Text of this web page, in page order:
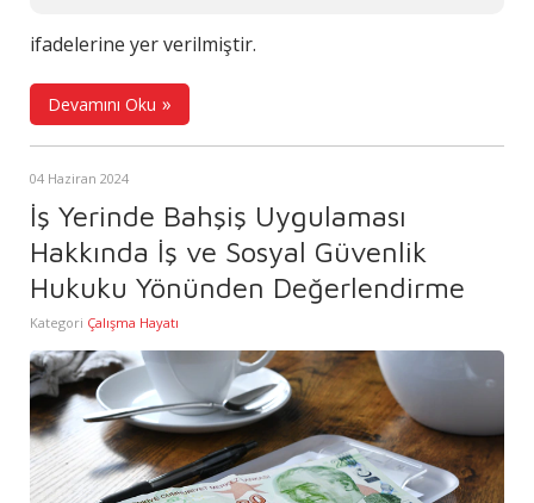
ifadelerine yer verilmiştir.
Devamını Oku
04 Haziran 2024
İş Yerinde Bahşiş Uygulaması
Hakkında İş ve Sosyal Güvenlik
Hukuku Yönünden Değerlendirme
Kategori Çalışma Hayatı